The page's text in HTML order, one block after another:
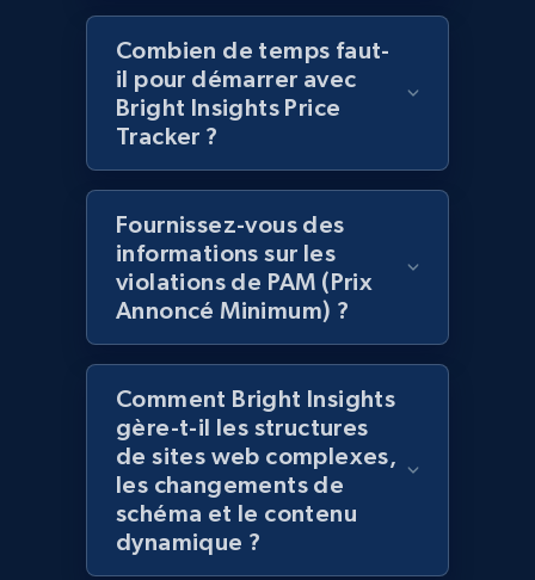
2.1K+ 375+ Commencer
Amazon products global dataset -
Collecting products by keyword search
Title, Seller name, Brand, Description, Initial
price, Currency, Availability, Reviews count, and
Amazon products global dataset - Collects
products by best sellers category URL
Title, Seller name, Brand, Description, Initial
price, Currency, Availability, Reviews count, and
Combien de temps faut-
il pour démarrer avec
Bright Insights Price
Tracker ?
Fournissez-vous des
informations sur les
violations de PAM (Prix
Annoncé Minimum) ?
Comment Bright Insights
gère-t-il les structures
de sites web complexes,
les changements de
schéma et le contenu
dynamique ?